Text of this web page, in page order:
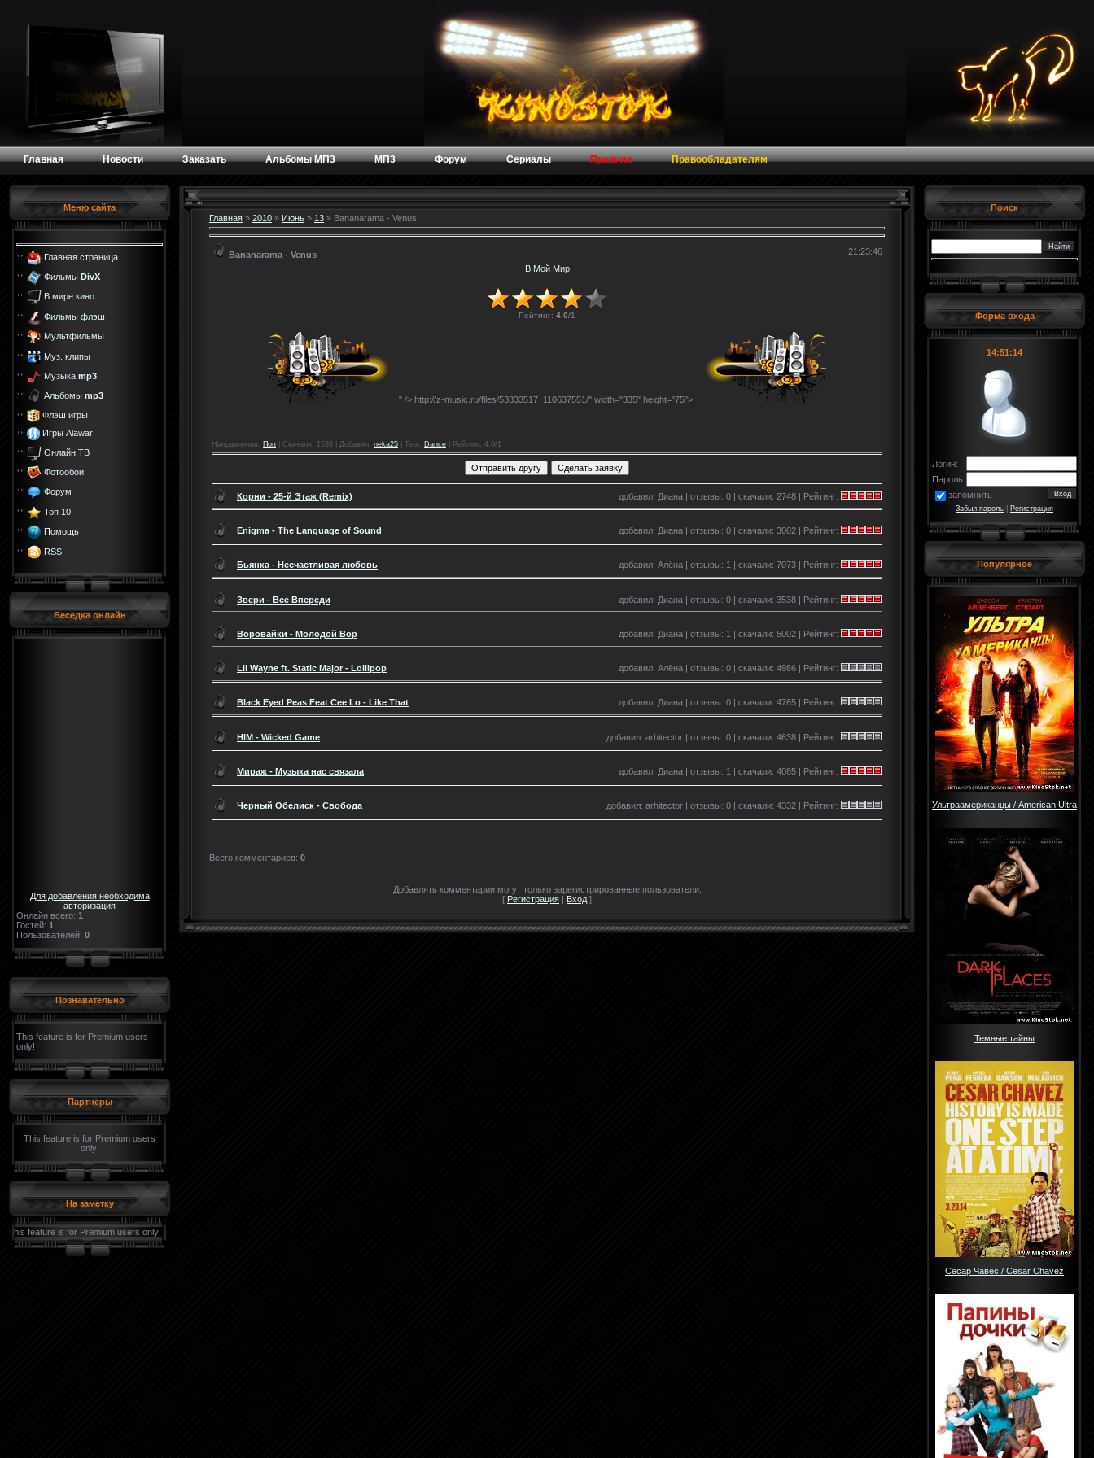
Главная Новости Заказать Альбомы МП3 МП3 Форум Сериалы Правила Правообладателям
Меню сайта
Главная страница
Фильмы DivX
В мире кино
Фильмы флэш
Мультфильмы
Муз. клипы
Музыка mp3
Альбомы mp3
Флэш игры
Игры Alawar
Онлайн ТВ
Фотообои
Форум
Топ 10
Помощь
RSS
Беседка онлайн
Для добавления необходима
авторизация
Онлайн всего: 1
Гостей: 1
Пользователей: 0
Познавательно
This feature is for Premium users
only!
Партнеры
This feature is for Premium users
only!
На заметку
This feature is for Premium users only!
Главная » 2010 » Июнь » 13 » Bananarama - Venus
Bananarama - Venus
21:23:46
В Мой Мир
Рейтинг: 4.0/1
" /> http://z-music.ru/files/53333517_110637551/" width="335" height="75">
Направления : Поп Скачали: 1538 | Добавил: neka25 Теги: Dance Рейтинг: 4.0/1
Корни - 25-й Этаж (Remix) добавил: Диана | отзывы: 0 | скачали: 2748 | Рейтинг:
Enigma - The Language of Sound добавил: Диана | отзывы: 0 | скачали: 3002 | Рейтинг:
Бьянка - Несчастливая любовь добавил: Алёна | отзывы: 1 | скачали: 7073 | Рейтинг:
Звери - Все Впереди добавил: Диана | отзывы: 0 | скачали: 3538 | Рейтинг:
Воровайки - Молодой Вор добавил: Диана | отзывы: 1 | скачали: 5002 | Рейтинг:
Lil Wayne ft. Static Major - Lollipop добавил: Алёна | отзывы: 0 | скачали: 4986 | Рейтинг:
Black Eyed Peas Feat Cee Lo - Like That добавил: Диана | отзывы: 0 | скачали: 4765 | Рейтинг:
HIM - Wicked Game добавил: arhitector | отзывы: 0 | скачали: 4638 | Рейтинг:
Мираж - Музыка нас связала добавил: Диана | отзывы: 1 | скачали: 4085 | Рейтинг:
Черный Обелиск - Свобода добавил: arhitector | отзывы: 0 | скачали: 4332 | Рейтинг:
Всего комментариев: 0
Добавлять комментарии могут только зарегистрированные пользователи.
[ Регистрация | Вход ]
Поиск
Форма входа
14:51:14
Логин:
Пароль:
запомнить
Забыл пароль Регистрация
Популярное
Ультраамериканцы / American Ultra
Темные тайны
Сесар Чавес / Cesar Chavez